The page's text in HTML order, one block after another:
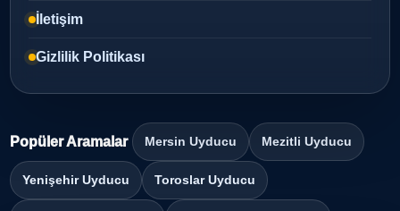
İletişim
Gizlilik Politikası
Popüler Aramalar Mersin Uyducu Mezitli Uyducu
Yenişehir Uyducu Toroslar Uyducu